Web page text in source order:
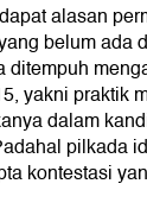
alasan
belum ada
ditempuh
yakni praktik
dalam
pilkada
kontestasi